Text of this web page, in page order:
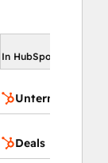
In HubSpot
Deals